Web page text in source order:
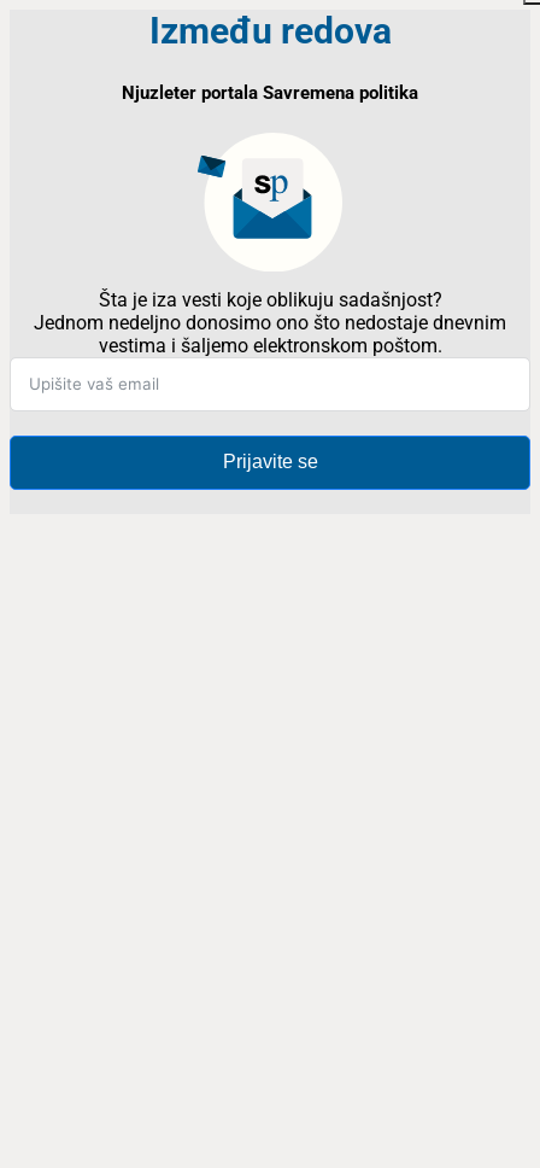
Između redova
Njuzleter portala Savremena politika
Šta je iza vesti koje oblikuju sadašnjost?
Jednom nedeljno donosimo ono što nedostaje dnevnim
vestima i šaljemo elektronskom poštom.
Prijavite se